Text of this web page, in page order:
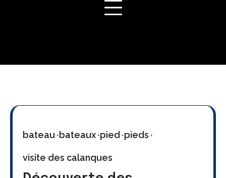
bateau bateaux pied pieds
visite des calanques